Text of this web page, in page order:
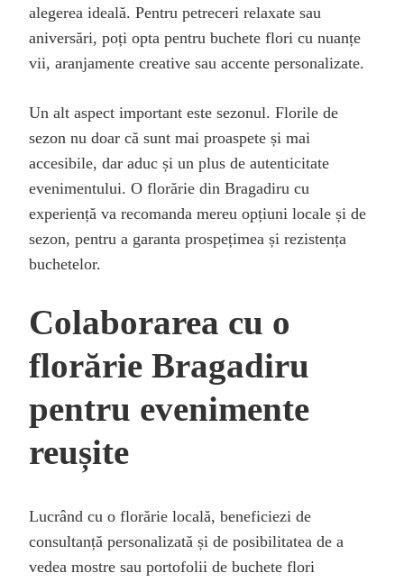
alegerea ideală. Pentru petreceri relaxate sau
aniversări, poți opta pentru buchete flori cu nuanțe
vii, aranjamente creative sau accente personalizate.
Un alt aspect important este sezonul. Florile de
sezon nu doar că sunt mai proaspete și mai
accesibile, dar aduc și un plus de autenticitate
evenimentului. O florărie din Bragadiru cu
experiență va recomanda mereu opțiuni locale și de
sezon, pentru a garanta prospețimea și rezistența
buchetelor.
Colaborarea cu o
florărie Bragadiru
pentru evenimente
reușite
Lucrând cu o florărie locală, beneficiezi de
consultanță personalizată și de posibilitatea de a
vedea mostre sau portofolii de buchete flori